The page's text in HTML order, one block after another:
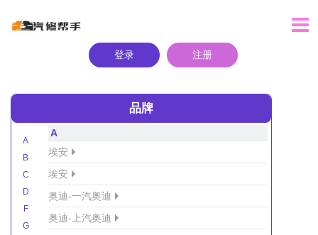
登录 注册
品牌
A
B
C
D
F
G
A
埃安
埃安
奥迪-一汽奥迪
奥迪-上汽奥迪